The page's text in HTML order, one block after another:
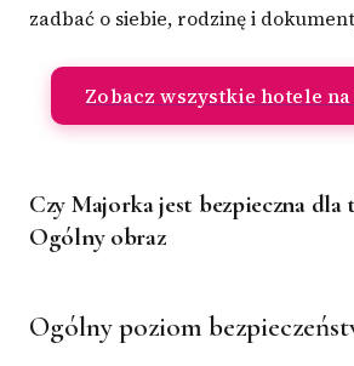
zadbać o siebie, rodzinę i
Zobacz wszystkie hotele
Czy Majorka jest bezpieczna dla
Ogólny obraz
Ogólny poziom